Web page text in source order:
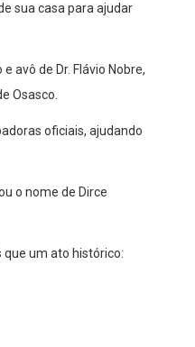
sua casa para ajudar
avô de Dr. Flávio Nobre,
Osasco.
oficiais, ajudando
o nome de Dirce
que um ato histórico: